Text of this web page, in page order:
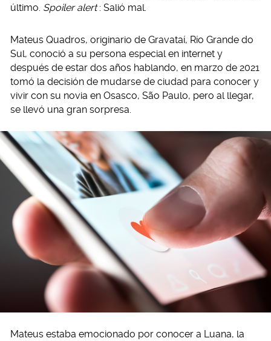
último. Spoiler alert : Salió mal.
Mateus Quadros, originario de Gravataí, Río Grande do
Sul, conoció a su persona especial en internet y
después de estar dos años hablando, en marzo de 2021
tomó la decisión de mudarse de ciudad para conocer y
vivir con su novia en Osasco, São Paulo, pero al llegar,
se llevó una gran sorpresa.
Mateus estaba emocionado por conocer a Luana, la